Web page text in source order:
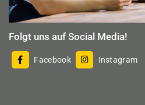
Folgt uns auf Social Media!
Facebook Instagram